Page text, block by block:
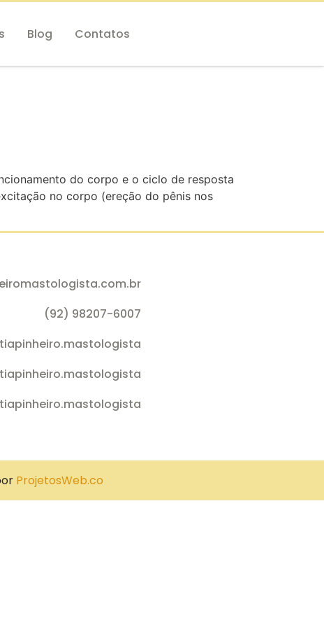
Blog Contatos
do corpo e o ciclo de resposta
no corpo (ereção do pênis nos
(92) 98207-6007
ProjetosWeb.co